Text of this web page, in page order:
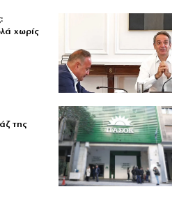
χωρίς
της